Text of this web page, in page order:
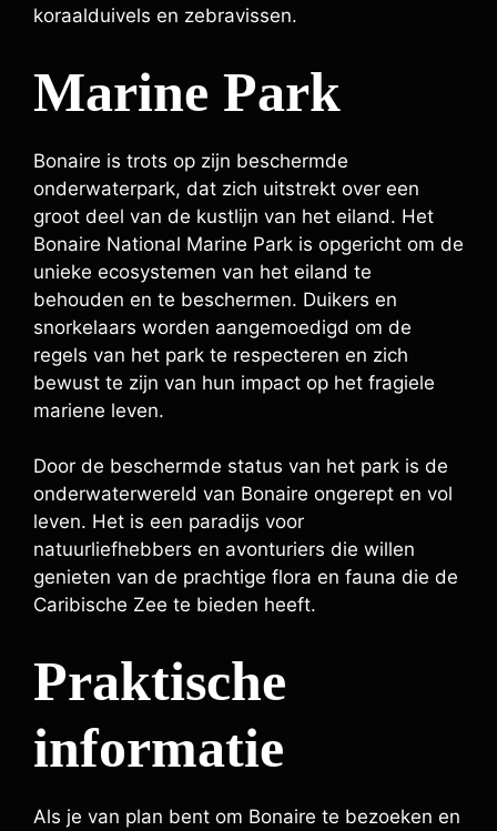
koraalduivels en zebravissen.
Marine Park
Bonaire is trots op zijn beschermde
onderwaterpark, dat zich uitstrekt over een
groot deel van de kustlijn van het eiland. Het
Bonaire National Marine Park is opgericht om de
unieke ecosystemen van het eiland te
behouden en te beschermen. Duikers en
snorkelaars worden aangemoedigd om de
regels van het park te respecteren en zich
bewust te zijn van hun impact op het fragiele
mariene leven.
Door de beschermde status van het park is de
onderwaterwereld van Bonaire ongerept en vol
leven. Het is een paradijs voor
natuurliefhebbers en avonturiers die willen
genieten van de prachtige flora en fauna die de
Caribische Zee te bieden heeft.
Praktische
informatie
Als je van plan bent om Bonaire te bezoeken en